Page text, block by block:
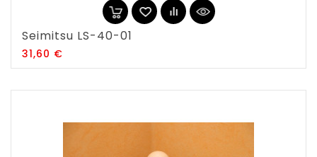
Seimitsu LS-40-01
31,60 €